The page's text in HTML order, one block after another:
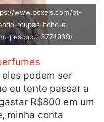
www.pexels.com/pt-
roupas-boho-e-
pescoco-3774939/
podem ser
eu tente passar a
R$800 em um
minha conta